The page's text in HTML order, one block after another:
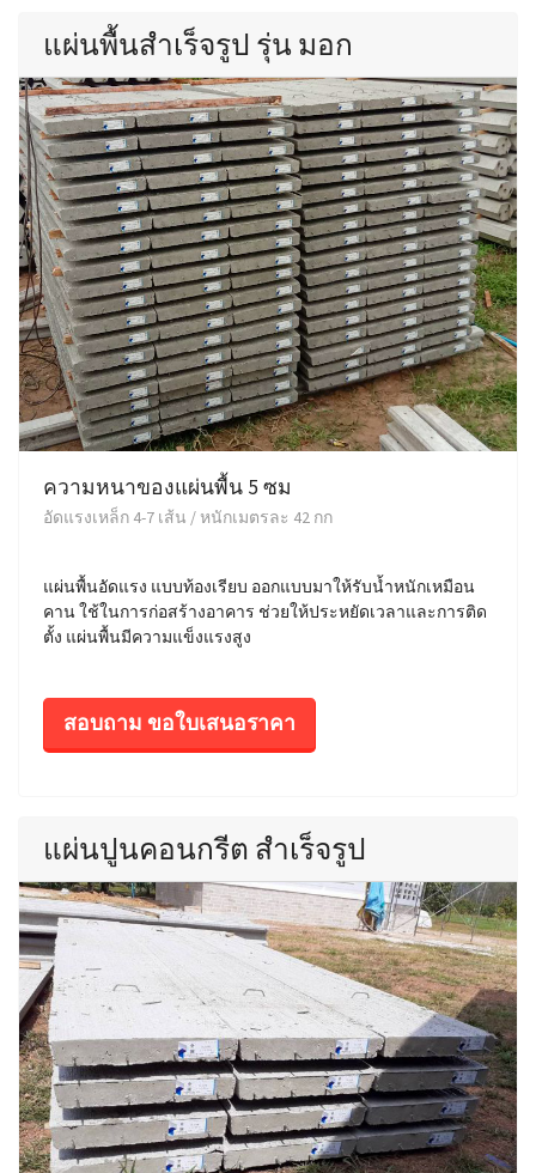
แผ่นพื้นสำเร็จรูป รุ่น มอก
ความหนาของแผ่นพื้น 5 ซม
อัดแรงเหล็ก 4-7 เส้น / หนักเมตรละ 42 กก
แผ่นพื้นอัดแรง แบบท้องเรียบ ออกแบบมาให้รับน้ำหนักเหมือน
คาน ใช้ในการก่อสร้างอาคาร ช่วยให้ประหยัดเวลาและการติด
ตั้ง แผ่นพื้นมีความแข็งแรงสูง
สอบถาม ขอใบเสนอราคา
แผ่นปูนคอนกรีต สำเร็จรูป